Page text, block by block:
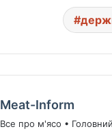
Meat-Inform
Все про м'ясо •